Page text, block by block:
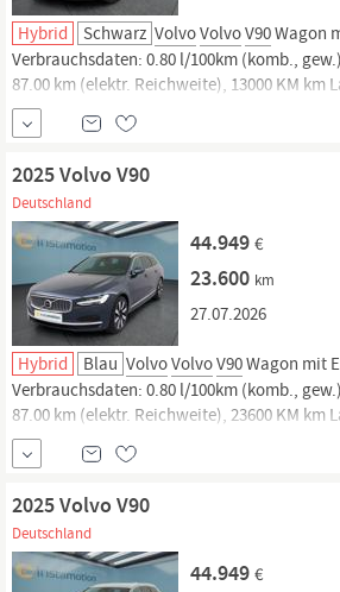
Hybrid Schwarz VolvoVolvoV90Wagon
Verbrauchsdaten: 0.80 l/100km (komb.,
87.00 km (elektr. Reichweite), 13000 KM km
und. Jetzt bei instamotion online kaufen
Nur geprüfte Fahrzeuge mit Garantie, 14
2025 Volvo V90
Deutschland
44.949 €
23.600 km
27.07.2026
Hybrid Blau VolvoVolvoV90Wagon mit
Verbrauchsdaten: 0.80 l/100km (komb.,
87.00 km (elektr. Reichweite), 23600 KM km
und. Jetzt bei instamotion online kaufen
Nur geprüfte Fahrzeuge mit Garantie, 14
2025 Volvo V90
Deutschland
44.949 €